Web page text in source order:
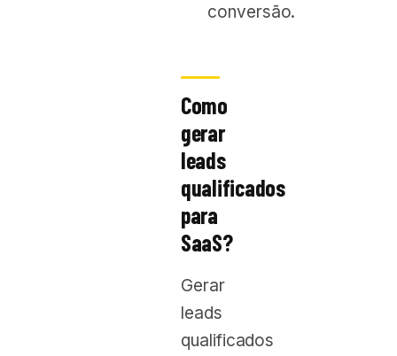
conversão.
Como
gerar
leads
qualificados
para
SaaS?
Gerar
leads
qualificados